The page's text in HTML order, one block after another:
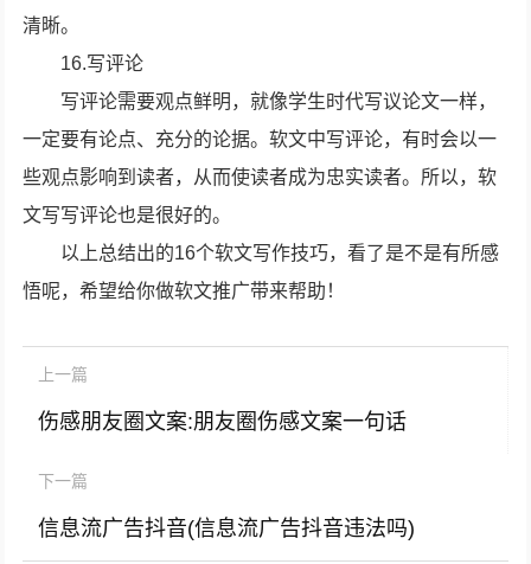
清晰。
16.写评论
写评论需要观点鲜明，就像学生时代写议论文一样，
一定要有论点、充分的论据。软文中写评论，有时会以一
些观点影响到读者，从而使读者成为忠实读者。所以，软
文写写评论也是很好的。
以上总结出的16个软文写作技巧，看了是不是有所感
悟呢，希望给你做软文推广带来帮助！
上一篇
伤感朋友圈文案:朋友圈伤感文案一句话
下一篇
信息流广告抖音(信息流广告抖音违法吗)